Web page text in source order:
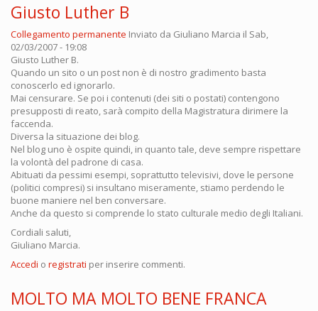
Giusto Luther B
Collegamento permanente Inviato da Giuliano Marcia il Sab,
02/03/2007 - 19:08
Giusto Luther B.
Quando un sito o un post non è di nostro gradimento basta
conoscerlo ed ignorarlo.
Mai censurare. Se poi i contenuti (dei siti o postati) contengono
presupposti di reato, sarà compito della Magistratura dirimere la
faccenda.
Diversa la situazione dei blog.
Nel blog uno è ospite quindi, in quanto tale, deve sempre rispettare
la volontà del padrone di casa.
Abituati da pessimi esempi, soprattutto televisivi, dove le persone
(politici compresi) si insultano miseramente, stiamo perdendo le
buone maniere nel ben conversare.
Anche da questo si comprende lo stato culturale medio degli Italiani.
Cordiali saluti,
Giuliano Marcia.
Accedi o registrati per inserire commenti.
MOLTO MA MOLTO BENE FRANCA